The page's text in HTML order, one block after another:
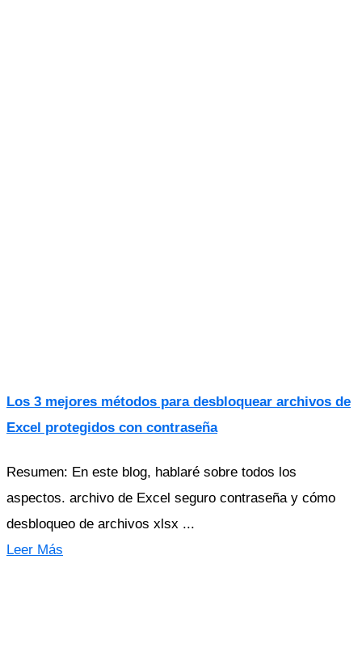
Los 3 mejores métodos para desbloquear archivos de
Excel protegidos con contraseña
Resumen: En este blog, hablaré sobre todos los
aspectos. archivo de Excel seguro contraseña y cómo
desbloqueo de archivos xlsx ...
Leer Más